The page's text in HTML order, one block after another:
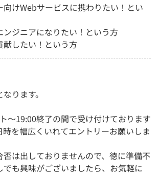
向けWebサービスに携わりたい！とい
ンジニアになりたい！という方
献したい！という方
ります。
〜19:00終了の間で受け付けております
を幅広くいれてエントリーお願いしま
は出しておりませんので、徳に準備不
も興味がございましたら、お気軽に